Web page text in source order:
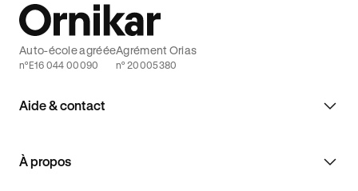
Aide & contact
À propos
Auto-école agréée
n°E16 044 00090
Agrément Orias
n° 20005380